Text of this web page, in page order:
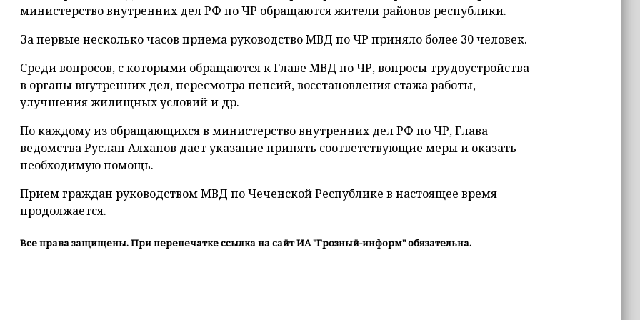
министерство внутренних дел РФ по ЧР обращаются жители районов республики.
За первые несколько часов приема руководство МВД по ЧР приняло более 30 человек.
Среди вопросов, с которыми обращаются к Главе МВД по ЧР, вопросы трудоустройства
в органы внутренних дел, пересмотра пенсий, восстановления стажа работы,
улучшения жилищных условий и др.
По каждому из обращающихся в министерство внутренних дел РФ по ЧР, Глава
ведомства Руслан Алханов дает указание принять соответствующие меры и оказать
необходимую помощь.
Прием граждан руководством МВД по Чеченской Республике в настоящее время
продолжается.
Все права защищены. При перепечатке ссылка на сайт ИА "Грозный-информ" обязательна.